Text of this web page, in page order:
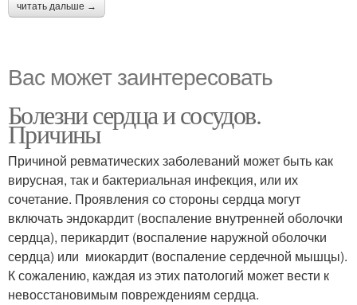
читать дальше →
Вас может заинтересовать
Болезни сердца и сосудов.
Причины
Причиной ревматических заболеваний может быть как
вирусная, так и бактериальная инфекция, или их
сочетание. Проявления со стороны сердца могут
включать эндокардит (воспаление внутренней оболочки
сердца), перикардит (воспаление наружной оболочки
сердца) или миокардит (воспаление сердечной мышцы).
К сожалению, каждая из этих патологий может вести к
невосстановимым повреждениям сердца.